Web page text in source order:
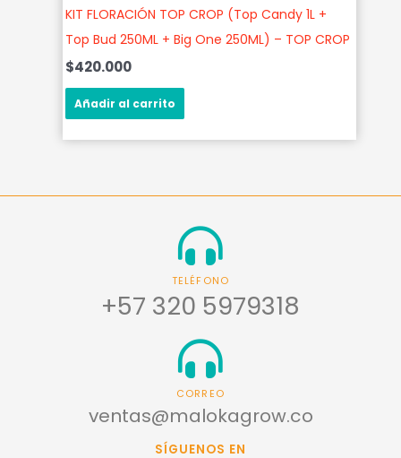
KIT FLORACIÓN TOP CROP (Top Candy 1L +
Top Bud 250ML + Big One 250ML) – TOP CROP
$420.000
Añadir al carrito
TELÉFONO
+57 320 5979318
CORREO
ventas@malokagrow.co
SÍGUENOS EN